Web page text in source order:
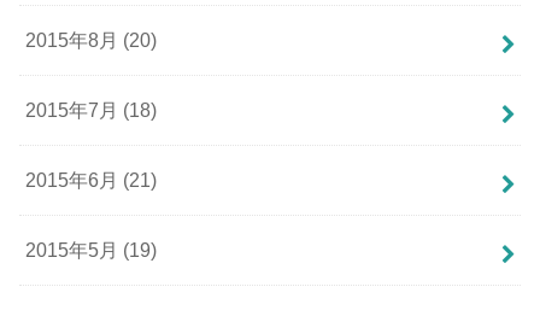
2015年8月 (20)
2015年7月 (18)
2015年6月 (21)
2015年5月 (19)